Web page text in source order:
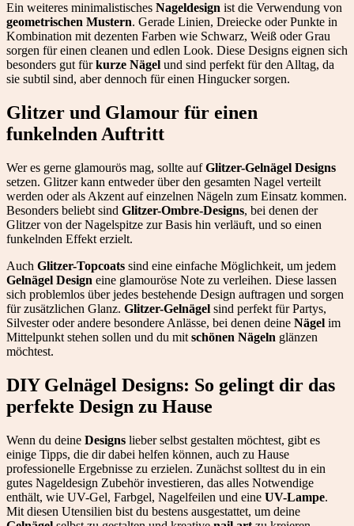
Ein weiteres minimalistisches Nageldesign ist die Verwendung von
geometrischen Mustern. Gerade Linien, Dreiecke oder Punkte in
Kombination mit dezenten Farben wie Schwarz, Weiß oder Grau
sorgen für einen cleanen und edlen Look. Diese Designs eignen sich
besonders gut fürkurze Nägel und sind perfekt für den Alltag, da
sie subtil sind, aber dennoch für einen Hingucker sorgen.
Glitzer und Glamour für einen
funkelnden Auftritt
Wer es gerne glamourös mag, sollte aufGlitzer-Gelnägel Designs
setzen. Glitzer kann entweder über den gesamten Nagel verteilt
werden oder als Akzent auf einzelnen Nägeln zum Einsatz kommen.
Besonders beliebt sind Glitzer-Ombre-Designs, bei denen der
Glitzer von der Nagelspitze zur Basis hin verläuft, und so einen
funkelnden Effekt erzielt.
Auch Glitzer-Topcoats sind eine einfache Möglichkeit, um jedem
Gelnägel Design eine glamouröse Note zu verleihen. Diese lassen
sich problemlos über jedes bestehende Design auftragen und sorgen
für zusätzlichen Glanz. Glitzer-Gelnägel sind perfekt für Partys,
Silvester oder andere besondere Anlässe, bei denen deine Nägel im
Mittelpunkt stehen sollen und du mit schönen Nägeln glänzen
möchtest.
DIY Gelnägel Designs: So gelingt dir das
perfekte Design zu Hause
Wenn du deine Designs lieber selbst gestalten möchtest, gibt es
einige Tipps, die dir dabei helfen können, auch zu Hause
professionelle Ergebnisse zu erzielen. Zunächst solltest du in ein
gutes Nageldesign Zubehör investieren, das alles Notwendige
enthält, wie UV-Gel, Farbgel, Nagelfeilen und eine UV-Lampe.
Mit diesen Utensilien bist du bestens ausgestattet, um deine